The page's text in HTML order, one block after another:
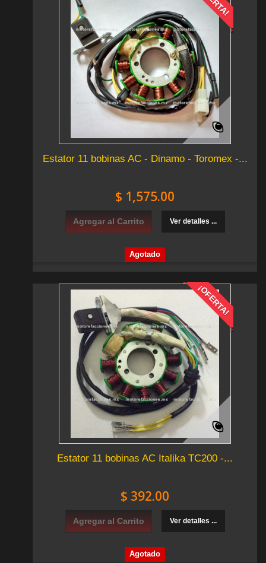
Estator 11 bobinas AC - Dinamo - Toromex -...
$ 1,575.00
Agregar al Carrito Ver detalles ...
Agotado
¡OFERTA!
Estator 11 bobinas AC Italika TC200 -...
$ 392.00
Agregar al Carrito Ver detalles ...
Agotado